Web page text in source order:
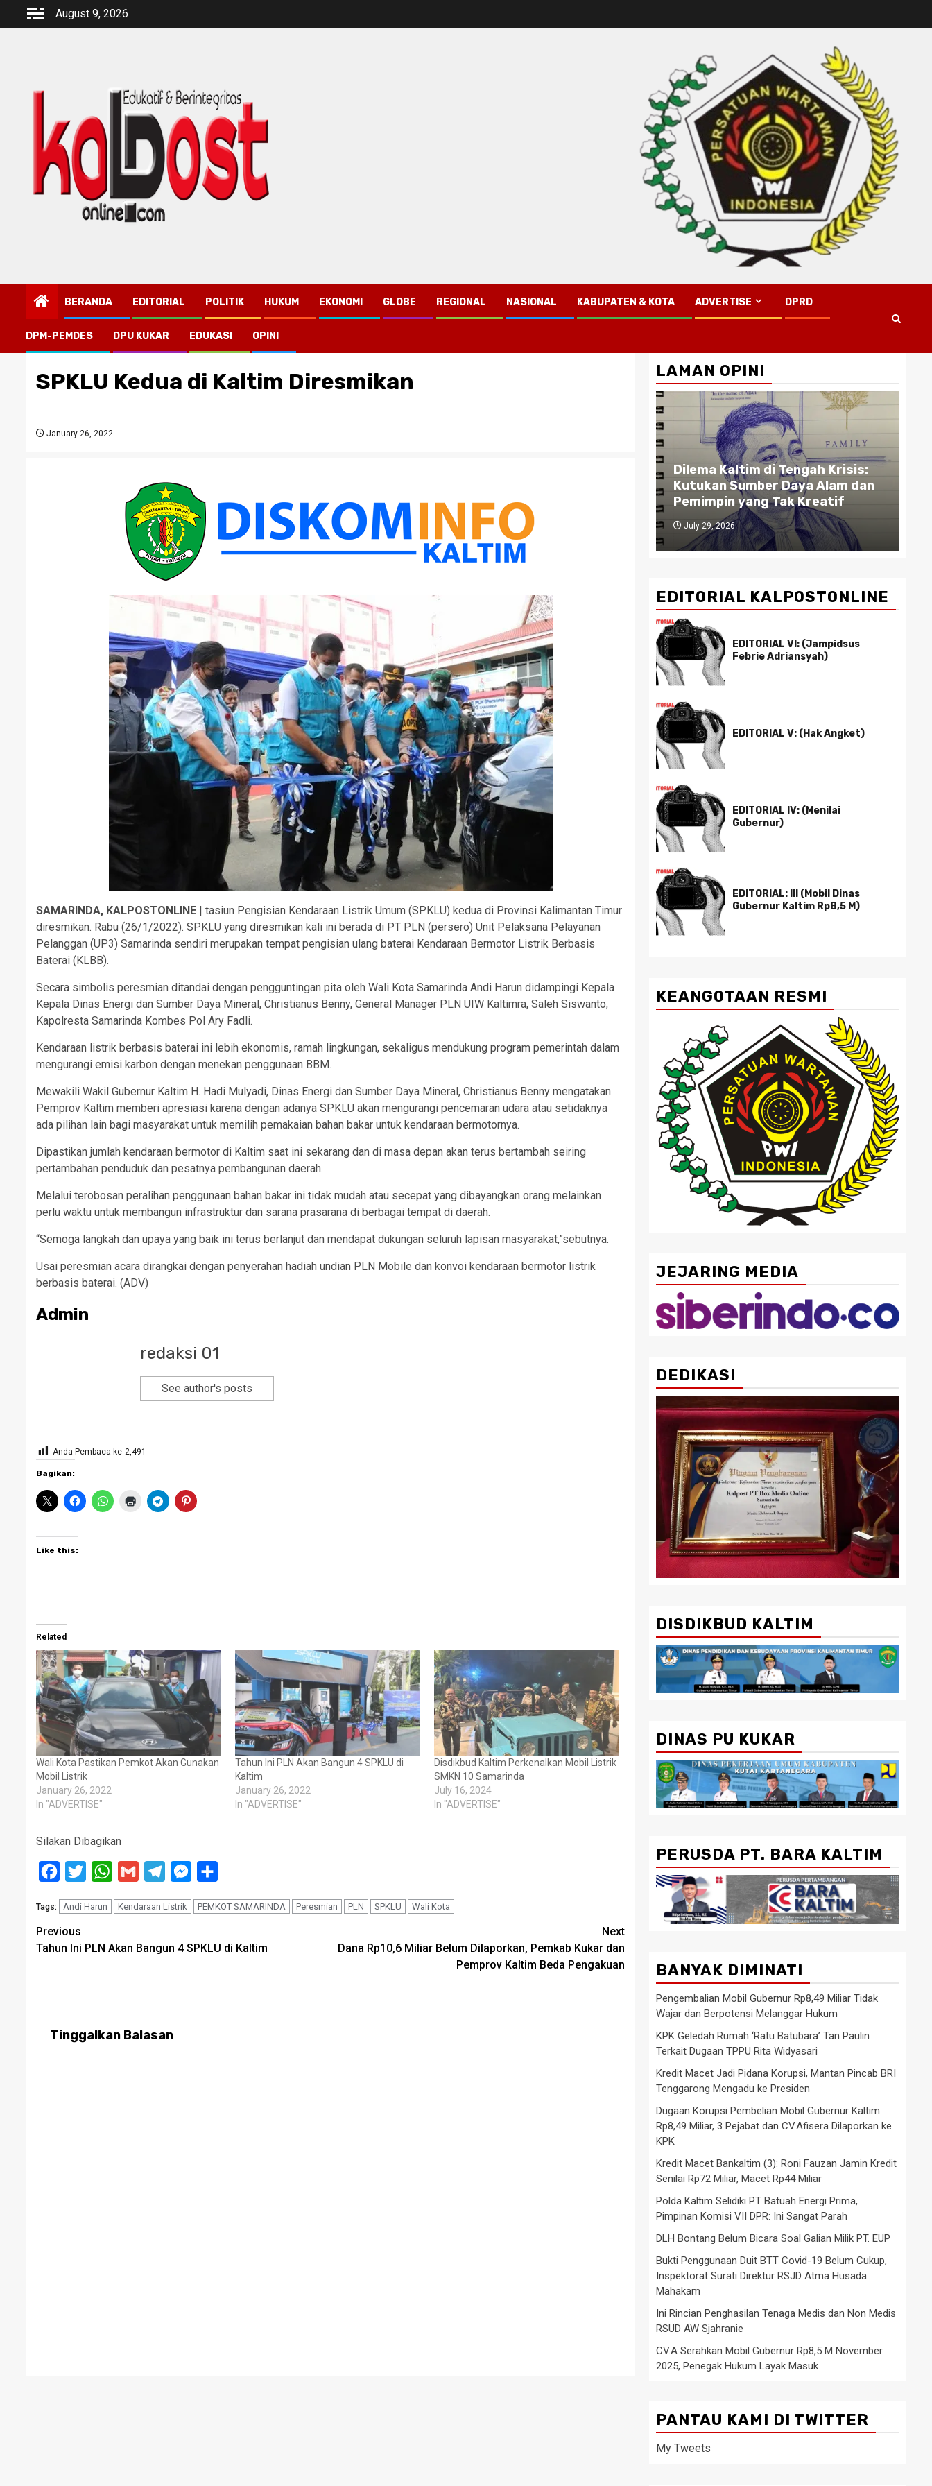
August 9, 2026
BERANDA EDITORIAL POLITIK HUKUM EKONOMI GLOBE REGIONAL NASIONAL KABUPATEN & KOTA ADVERTISE DPRD
DPM-PEMDES DPU KUKAR EDUKASI OPINI
SPKLU Kedua di Kaltim Diresmikan
January 26, 2022
SAMARINDA, KALPOSTONLINE | tasiun Pengisian Kendaraan Listrik Umum (SPKLU) kedua di Provinsi Kalimantan Timur
diresmikan. Rabu (26/1/2022). SPKLU yang diresmikan kali ini berada di PT PLN (persero) Unit Pelaksana Pelayanan
Pelanggan (UP3) Samarinda sendiri merupakan tempat pengisian ulang baterai Kendaraan Bermotor Listrik Berbasis
Baterai (KLBB).
Secara simbolis peresmian ditandai dengan pengguntingan pita oleh Wali Kota Samarinda Andi Harun didampingi Kepala
Kepala Dinas Energi dan Sumber Daya Mineral, Christianus Benny, General Manager PLN UIW Kaltimra, Saleh Siswanto,
Kapolresta Samarinda Kombes Pol Ary Fadli.
Kendaraan listrik berbasis baterai ini lebih ekonomis, ramah lingkungan, sekaligus mendukung program pemerintah dalam
mengurangi emisi karbon dengan menekan penggunaan BBM.
Mewakili Wakil Gubernur Kaltim H. Hadi Mulyadi, Dinas Energi dan Sumber Daya Mineral, Christianus Benny mengatakan
Pemprov Kaltim memberi apresiasi karena dengan adanya SPKLU akan mengurangi pencemaran udara atau setidaknya
ada pilihan lain bagi masyarakat untuk memilih pemakaian bahan bakar untuk kendaraan bermotornya.
Dipastikan jumlah kendaraan bermotor di Kaltim saat ini sekarang dan di masa depan akan terus bertambah seiring
pertambahan penduduk dan pesatnya pembangunan daerah.
Melalui terobosan peralihan penggunaan bahan bakar ini tidak mudah atau secepat yang dibayangkan orang melainkan
perlu waktu untuk membangun infrastruktur dan sarana prasarana di berbagai tempat di daerah.
“Semoga langkah dan upaya yang baik ini terus berlanjut dan mendapat dukungan seluruh lapisan masyarakat,”sebutnya.
Usai peresmian acara dirangkai dengan penyerahan hadiah undian PLN Mobile dan konvoi kendaraan bermotor listrik
berbasis baterai. (ADV)
Admin
redaksi 01
See author's posts
Anda Pembaca ke 2,491
Bagikan:
Like this:
Related
Wali Kota Pastikan Pemkot Akan Gunakan
Mobil Listrik
January 26, 2022
In "ADVERTISE"
Tahun Ini PLN Akan Bangun 4 SPKLU di
Kaltim
January 26, 2022
In "ADVERTISE"
Disdikbud Kaltim Perkenalkan Mobil Listrik
SMKN 10 Samarinda
July 16, 2024
In "ADVERTISE"
Silakan Dibagikan
Facebook
Twitter WhatsApp
Gmail TelegramMessenger
Tags: Andi Harun Kendaraan Listrik PEMKOT SAMARINDA Peresmian PLN SPKLU Wali Kota
Post
navigation
Previous
Tahun Ini PLN Akan Bangun 4 SPKLU di Kaltim
Next
Dana Rp10,6 Miliar Belum Dilaporkan, Pemkab Kukar dan
Pemprov Kaltim Beda Pengakuan
Tinggalkan Balasan
LAMAN OPINI
KORTASTIPIDKOR POLRI…?
August 2, 2026
Dilema Kaltim di Tengah Krisis:
Kutukan Sumber Daya Alam dan
Pemimpin yang Tak Kreatif
July 29, 2026
EDITORIAL KALPOSTONLINE
EDITORIAL VI: (Jampidsus
Febrie Adriansyah)
EDITORIAL V: (Hak Angket)
EDITORIAL IV: (Menilai
Gubernur)
EDITORIAL: III (Mobil Dinas
Gubernur Kaltim Rp8,5 M)
KEANGOTAAN RESMI
JEJARING MEDIA
DEDIKASI
DISDIKBUD KALTIM
DINAS PU KUKAR
PERUSDA PT. BARA KALTIM
BANYAK DIMINATI
Pengembalian Mobil Gubernur Rp8,49 Miliar Tidak
Wajar dan Berpotensi Melanggar Hukum
KPK Geledah Rumah ‘Ratu Batubara’ Tan Paulin
Terkait Dugaan TPPU Rita Widyasari
Kredit Macet Jadi Pidana Korupsi, Mantan Pincab BRI
Tenggarong Mengadu ke Presiden
Dugaan Korupsi Pembelian Mobil Gubernur Kaltim
Rp8,49 Miliar, 3 Pejabat dan CV.Afisera Dilaporkan ke
KPK
Kredit Macet Bankaltim (3): Roni Fauzan Jamin Kredit
Senilai Rp72 Miliar, Macet Rp44 Miliar
Polda Kaltim Selidiki PT Batuah Energi Prima,
Pimpinan Komisi VII DPR: Ini Sangat Parah
DLH Bontang Belum Bicara Soal Galian Milik PT. EUP
Bukti Penggunaan Duit BTT Covid-19 Belum Cukup,
Inspektorat Surati Direktur RSJD Atma Husada
Mahakam
Ini Rincian Penghasilan Tenaga Medis dan Non Medis
RSUD AW Sjahranie
CV.A Serahkan Mobil Gubernur Rp8,5 M November
2025, Penegak Hukum Layak Masuk
PANTAU KAMI DI TWITTER
My Tweets